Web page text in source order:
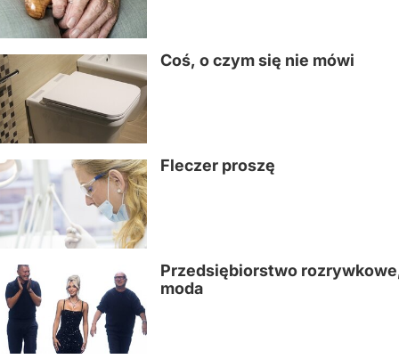
Coś, o czym się nie mówi
Fleczer proszę
Przedsiębiorstwo
moda